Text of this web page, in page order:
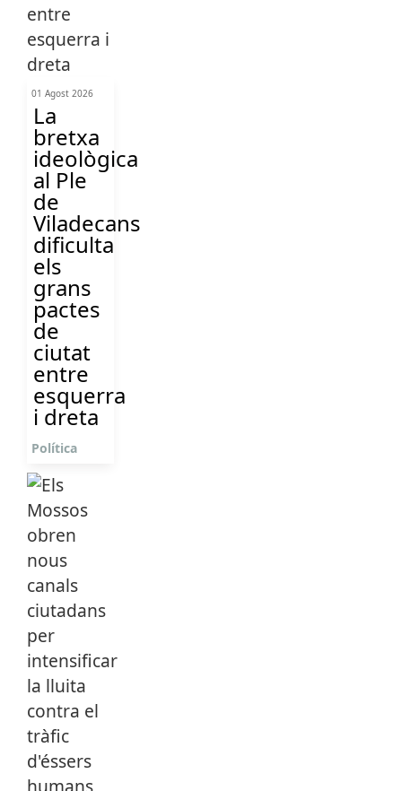
01 Agost 2026
La
bretxa
ideològica
al Ple
de
Viladecans
dificulta
els
grans
pactes
de
ciutat
entre
esquerra
i dreta
Política